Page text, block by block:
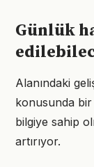
Günlük
Alanındaki
konusunda bir
bilgiye sahip
artırıyor.